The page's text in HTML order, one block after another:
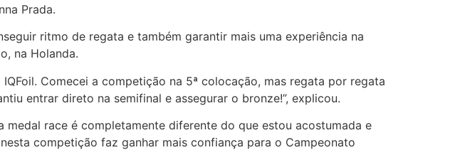
Prada.
ritmo de regata e também garantir mais uma experiência na
na Holanda.
Comecei a competição na 5ª colocação, mas regata por regata
entrar direto na semifinal e assegurar o bronze!”, explicou.
race é completamente diferente do que estou acostumada e
competição faz ganhar mais confiança para o Campeonato